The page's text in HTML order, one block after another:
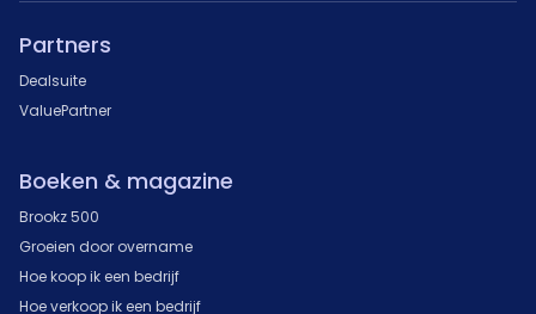
Partners
Dealsuite
ValuePartner
Boeken & magazine
Brookz 500
Groeien door overname
Hoe koop ik een bedrijf
Hoe verkoop ik een bedrijf